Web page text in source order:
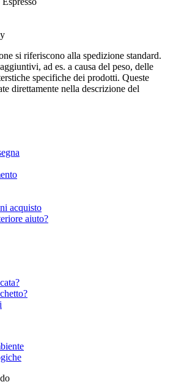
si riferiscono alla spedizione standard.
ad es. a causa del peso, delle
specifiche dei prodotti. Queste
direttamente nella descrizione del
acquisto
aiuto?